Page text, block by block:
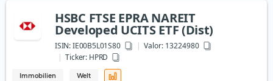
HSBC FTSE EPRA NAREIT
Developed UCITS ETF (Dist)
ISIN:IE00B5L01S80
Valor: 13224980
Ticker: HPRD
Immobilien Welt